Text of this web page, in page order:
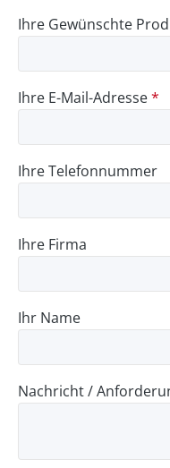
Ihre Gewünschte
Ihre E-Mail-Adresse*
Ihre Telefonnummer
Ihre Firma
Ihr Name
Nachricht /